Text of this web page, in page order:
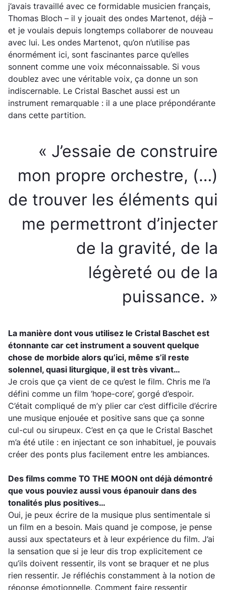
j’avais travaillé avec ce formidable musicien français,
Thomas Bloch – il y jouait des ondes Martenot, déjà –
et je voulais depuis longtemps collaborer de nouveau
avec lui. Les ondes Martenot, qu’on n’utilise pas
énormément ici, sont fascinantes parce qu’elles
sonnent comme une voix méconnaissable. Si vous
doublez avec une véritable voix, ça donne un son
indiscernable. Le Cristal Baschet aussi est un
instrument remarquable : il a une place prépondérante
dans cette partition.
« J’essaie de construire
mon propre orchestre, (…)
de trouver les éléments qui
me permettront d’injecter
de la gravité, de la
légèreté ou de la
puissance. »
La manière dont vous utilisez le Cristal Baschet est
étonnante car cet instrument a souvent quelque
chose de morbide alors qu’ici, même s’il reste
solennel, quasi liturgique, il est très vivant…
Je crois que ça vient de ce qu’est le film. Chris me l’a
défini comme un film ‘hope-core’, gorgé d’espoir.
C’était compliqué de m’y plier car c’est difficile d’écrire
une musique enjouée et positive sans que ça sonne
cul-cul ou sirupeux. C’est en ça que le Cristal Baschet
m’a été utile : en injectant ce son inhabituel, je pouvais
créer des ponts plus facilement entre les ambiances.
Des films comme TO THE MOON ont déjà démontré
que vous pouviez aussi vous épanouir dans des
tonalités plus positives…
Oui, je peux écrire de la musique plus sentimentale si
un film en a besoin. Mais quand je compose, je pense
aussi aux spectateurs et à leur expérience du film. J’ai
la sensation que si je leur dis trop explicitement ce
qu’ils doivent ressentir, ils vont se braquer et ne plus
rien ressentir. Je réfléchis constamment à la notion de
réponse émotionnelle. Comment faire ressentir